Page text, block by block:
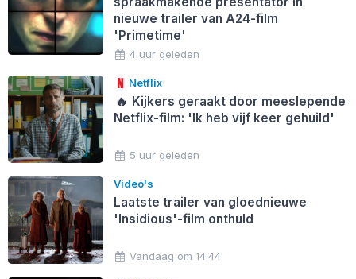
nieuwe trailer van A24-film
'Primetime'
4 uur geleden
Netflix
🔥 Kijkers geraakt door meeslepende
Netflix-film: 'Ik heb vijf keer gehuild'
5 uur geleden
Video's
Laatste trailer van gloednieuwe
'Insidious'-film onthuld
Vandaag om 14:44